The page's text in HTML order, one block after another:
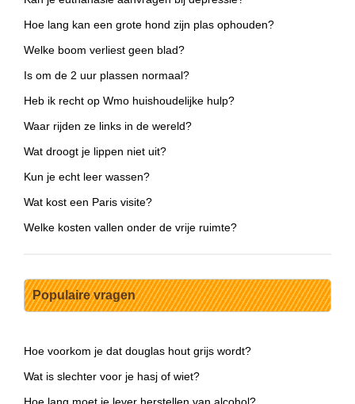
Hoe lang kan een grote hond zijn plas ophouden?
Welke boom verliest geen blad?
Is om de 2 uur plassen normaal?
Heb ik recht op Wmo huishoudelijke hulp?
Waar rijden ze links in de wereld?
Wat droogt je lippen niet uit?
Kun je echt leer wassen?
Wat kost een Paris visite?
Welke kosten vallen onder de vrije ruimte?
Populaire vragen
Hoe voorkom je dat douglas hout grijs wordt?
Wat is slechter voor je hasj of wiet?